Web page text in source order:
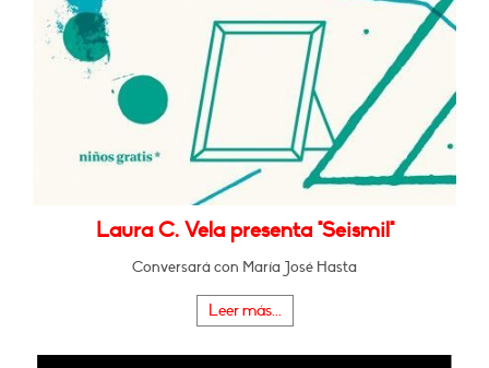
Laura C. Vela presenta "Seismil"
Conversará con María José Hasta
Leer más...